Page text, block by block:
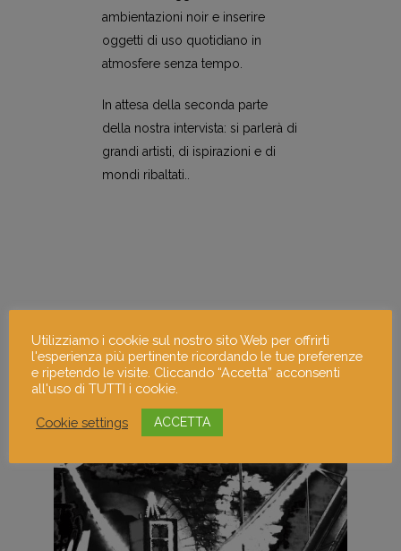
ambientazioni noir e inserire
oggetti di uso quotidiano in
atmosfere senza tempo.
In attesa della seconda parte
della nostra intervista: si parlerà di
grandi artisti, di ispirazioni e di
mondi ribaltati..
Utilizziamo i cookie sul nostro sito Web per offrirti
l'esperienza più pertinente ricordando le tue preferenze
e ripetendo le visite. Cliccando “Accetta” acconsenti
all'uso di TUTTI i cookie.
Cookie settings ACCETTA